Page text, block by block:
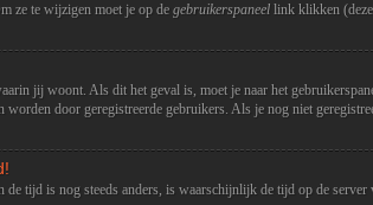
ze te wijzigen moet je op de gebruikerspaneel link klikken
jij woont. Als dit het geval is, moet je naar het
door geregistreerde gebruikers. Als je nog niet
tijd is nog steeds anders, is waarschijnlijk de tijd op de server